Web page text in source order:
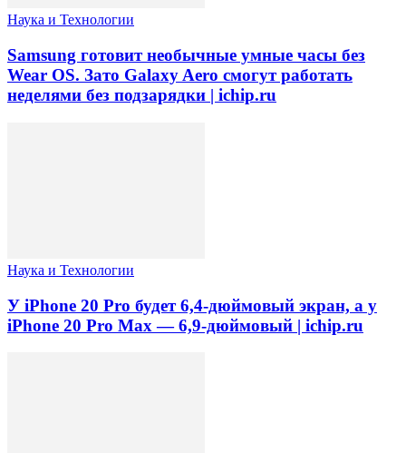
Наука и Технологии
Samsung готовит необычные умные часы без
Wear OS. Зато Galaxy Aero смогут работать
неделями без подзарядки | ichip.ru
Наука и Технологии
У iPhone 20 Pro будет 6,4-дюймовый экран, а у
iPhone 20 Pro Max — 6,9-дюймовый | ichip.ru